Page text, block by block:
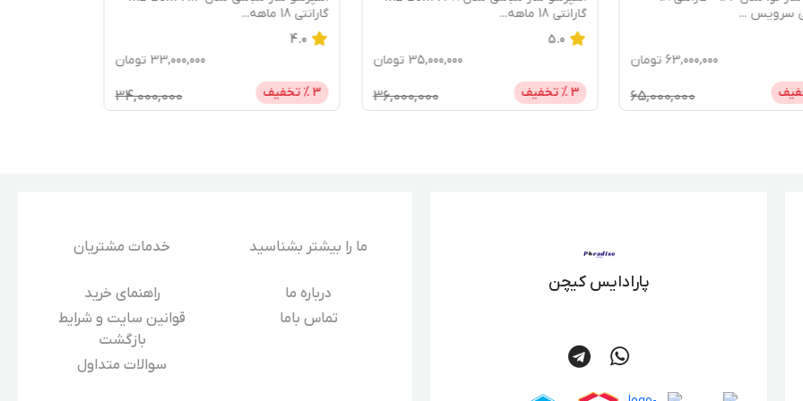
...
35,000,000 تومان
36,000,000
گارانتی 18 ماهه
4.0
33,000,000 تومان
3% تخفیف 34,000,000
ماهه می سروی
4.3
29,500,000 تومان
3% تخفیف 30,500,000
پارادایس کیچن
ما را بیشتر بشناسید
درباره‌ ما
تماس باما
خدمات مشتریان
راهنمای خرید
قوانین سایت و شرایط
بازگشت
سوالات متداول